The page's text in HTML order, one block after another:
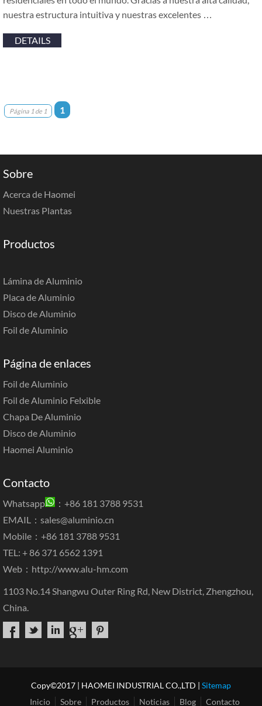
nuestra estructura intuitiva y nuestras excelentes …
DETAILS
Página 1 de 1 1
Sobre
Acerca de Haomei
Nuestras Plantas
Productos
Lámina de Aluminio
Placa de Aluminio
Disco de Aluminio
Foil de Aluminio
Página de enlaces
Foil de Aluminio
Foil de Aluminio Felxible
Chapa De Aluminio
Disco de Aluminio
Haomei Aluminio
Contacto
Whatsapp
：+86 181 3788 9531
EMAIL： sales@aluminio.cn
Mobile：+86 181 3788 9531
TEL: + 86 371 6562 1391
Web： http://www.alu-hm.com
1103 No.14 Shangwu Outer Ring Rd, New District, Zhengzhou,
China.
Copy©2017 | HAOMEI INDUSTRIAL CO.,LTD | Sitemap
Inicio
Sobre Productos Noticias Blog Contacto